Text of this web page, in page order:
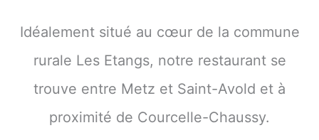
Idéalement situé au cœur de la commune
rurale Les Etangs, notre restaurant se
trouve entre Metz et Saint-Avold et à
proximité de Courcelle-Chaussy.